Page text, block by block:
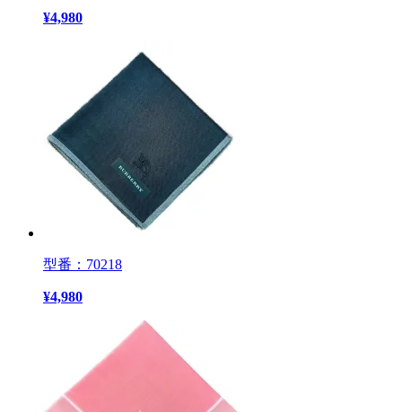
¥4,980
型番：70218
¥4,980